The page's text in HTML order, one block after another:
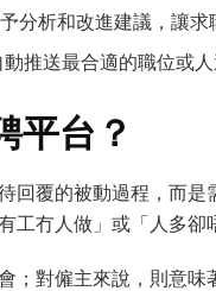
分析和改進建議，讓求
推送最合適的職位或
平台？
回覆的被動過程，而是
冇人做」或「人多卻
；對僱主來說，則意味